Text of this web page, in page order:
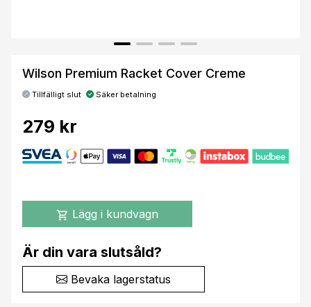
Wilson Premium Racket Cover Creme
Tillfälligt slut Säker betalning
279 kr
shopping_cart Lägg i kundvagn
Är din vara slutsåld?
Bevaka lagerstatus